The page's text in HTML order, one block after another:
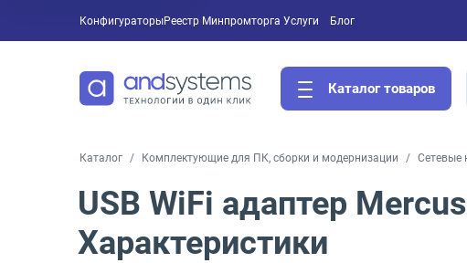
Конфигураторы Услуги
Реестр Минпромторга Блог
Каталог товаров
Каталог Комплектующие для ПК, сборки и модернизации Сетевые
USB WiFi адаптер
Характеристики